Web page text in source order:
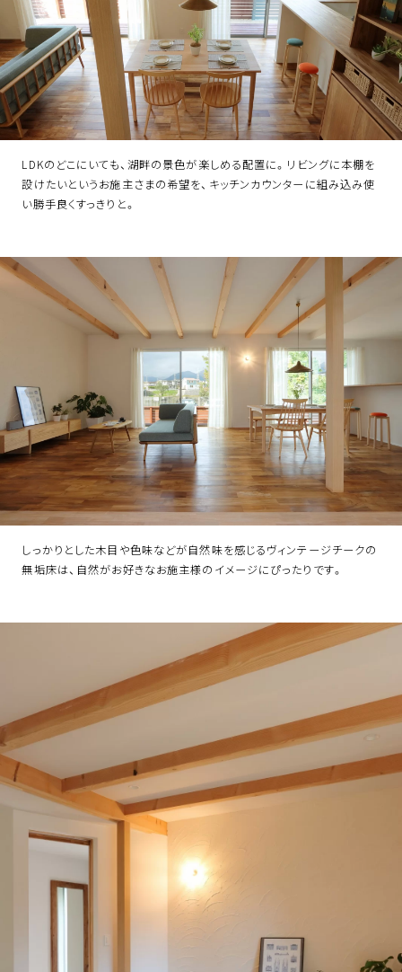
LDKのどこにいても、湖畔の景色が楽しめる配置に。リビングに本棚を
設けたいというお施主さまの希望を、キッチンカウンターに組み込み使
い勝手良くすっきりと。
しっかりとした木目や色味などが自然味を感じるヴィンテージチークの
無垢床は、自然がお好きなお施主様のイメージにぴったりです。